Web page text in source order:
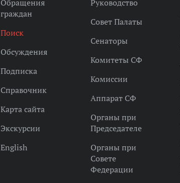
Обращения
граждан
Поиск
Обсуждения
Подписка
Справочник
Карта сайта
Экскурсии
English
Руководство
Совет Палаты
Сенаторы
Комитеты СФ
Комиссии
Аппарат СФ
Органы при
Председателе
Органы при
Совете
Федерации